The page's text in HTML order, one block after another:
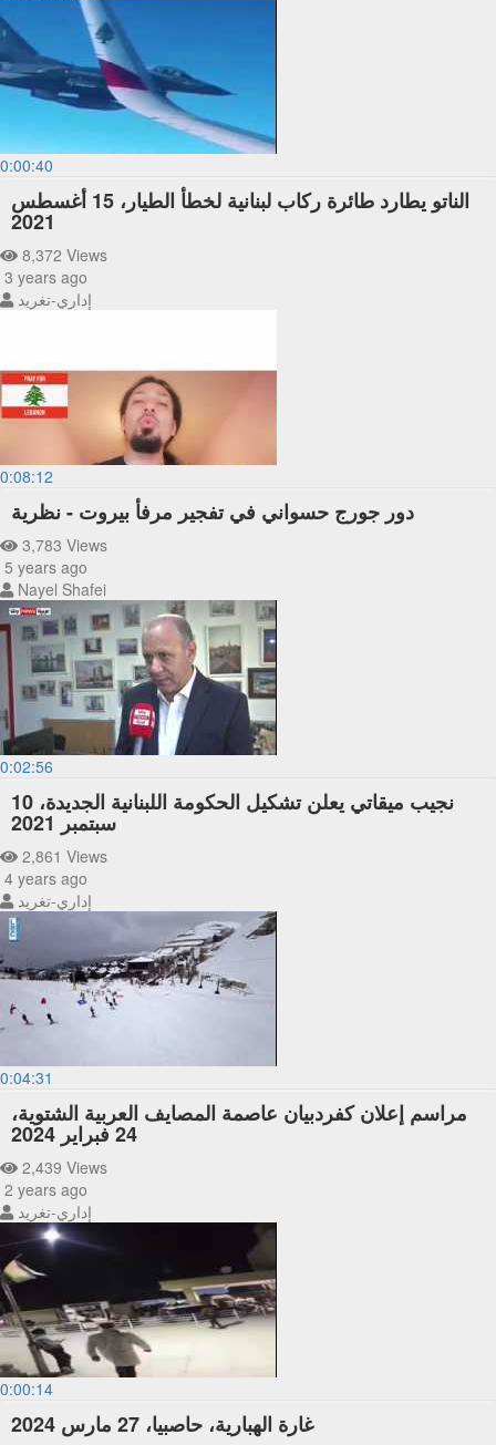
0:00:40
الناتو يطارد طائرة ركاب لبنانية لخطأ الطيار، 15 أغسطس
2021
8,372 Views
3 years ago
إداري-تغريد
0:08:12
دور جورج حسواني في تفجير مرفأ بيروت - نظرية
3,783 Views
5 years ago
Nayel Shafei
0:02:56
نجيب ميقاتي يعلن تشكيل الحكومة اللبنانية الجديدة، 10
سبتمبر 2021
2,861 Views
4 years ago
إداري-تغريد
0:04:31
مراسم إعلان كفردبيان عاصمة المصايف العربية الشتوية،
24 فبراير 2024
2,439 Views
2 years ago
إداري-تغريد
0:00:14
غارة الهبارية، حاصبيا، 27 مارس 2024